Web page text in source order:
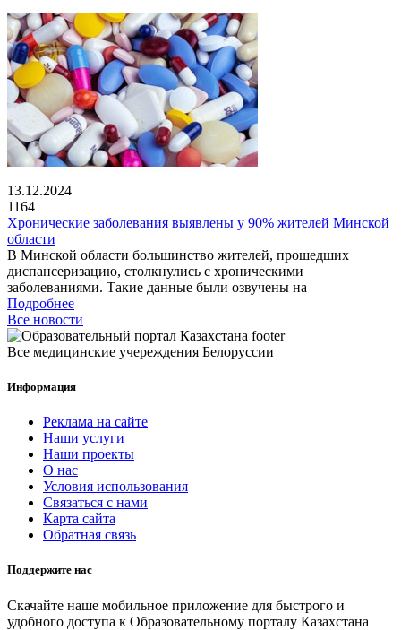
13.12.2024
1164
Хронические заболевания выявлены у 90% жителей Минской
области
В Минской области большинство жителей, прошедших
диспансеризацию, столкнулись с хроническими
заболеваниями. Такие данные были озвучены на
Подробнее
Все новости
Все медицинские учереждения Белоруссии
Информация
Реклама на сайте
Наши услуги
Наши проекты
О нас
Условия использования
Связаться с нами
Карта сайта
Обратная связь
Поддержите нас
Скачайте наше мобильное приложение для быстрого и
удобного доступа к Образовательному порталу Казахстана